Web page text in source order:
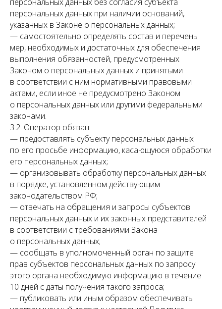
персональных данных при наличии оснований,
указанных в Законе о персональных данных;
— самостоятельно определять состав и перечень
мер, необходимых и достаточных для обеспечения
выполнения обязанностей, предусмотренных
Законом о персональных данных и принятыми
в соответствии с ним нормативными правовыми
актами, если иное не предусмотрено Законом
о персональных данных или другими федеральными
законами.
3.2. Оператор обязан:
— предоставлять субъекту персональных данных
по его просьбе информацию, касающуюся обработки
его персональных данных;
— организовывать обработку персональных данных
в порядке, установленном действующим
законодательством РФ;
— отвечать на обращения и запросы субъектов
персональных данных и их законных представителей
в соответствии с требованиями Закона
о персональных данных;
— сообщать в уполномоченный орган по защите
прав субъектов персональных данных по запросу
этого органа необходимую информацию в течение
10 дней с даты получения такого запроса;
— публиковать или иным образом обеспечивать